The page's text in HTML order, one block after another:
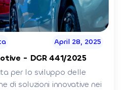
April 28, 2025
- DGR 441/2025
per lo sviluppo delle
di soluzioni innovative nei